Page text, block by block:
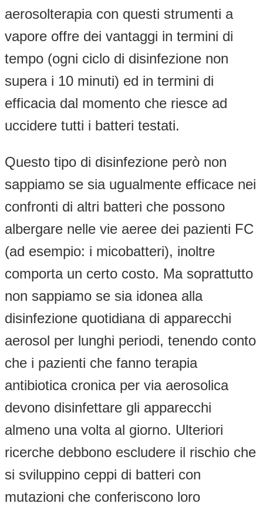
aerosolterapia con questi strumenti a
vapore offre dei vantaggi in termini di
tempo (ogni ciclo di disinfezione non
supera i 10 minuti) ed in termini di
efficacia dal momento che riesce ad
uccidere tutti i batteri testati.
Questo tipo di disinfezione però non
sappiamo se sia ugualmente efficace nei
confronti di altri batteri che possono
albergare nelle vie aeree dei pazienti FC
(ad esempio: i micobatteri), inoltre
comporta un certo costo. Ma soprattutto
non sappiamo se sia idonea alla
disinfezione quotidiana di apparecchi
aerosol per lunghi periodi, tenendo conto
che i pazienti che fanno terapia
antibiotica cronica per via aerosolica
devono disinfettare gli apparecchi
almeno una volta al giorno. Ulteriori
ricerche debbono escludere il rischio che
si sviluppino ceppi di batteri con
mutazioni che conferiscono loro